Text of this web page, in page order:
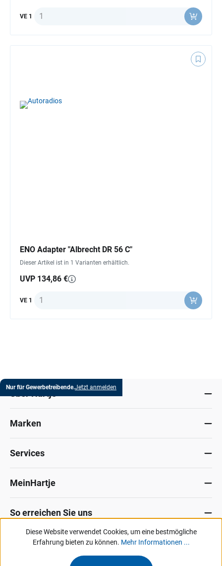
VE 1 Anzahl
ENO Adapter "Albrecht DR 56 C"
Dieser Artikel ist in 1 Varianten erhältlich.
UVP 134,86 €
VE 1 Anzahl
Nur für Gewerbetreibende.Jetzt anmelden
Marken
Services
MeinHartje
So erreichen Sie uns
Datenschutz ImpressumAllg. Verkaufsbedingungen
KontaktHinweisgeber-Portal
Diese Website verwendet Cookies, um eine bestmögliche
Erfahrung bieten zu können. Mehr Informationen ...